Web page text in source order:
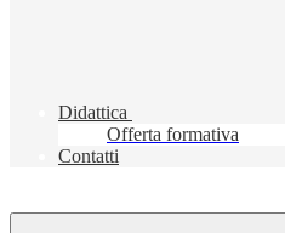
Didattica
Offerta formativa
Contatti